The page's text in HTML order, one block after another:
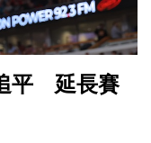
平 延長賽